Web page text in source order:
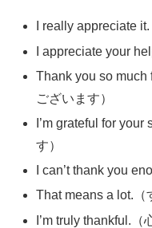
I really appreciate
I appreciate your
Thank you so much
ございます）
I’m grateful for
す）
I can’t thank you
That means a lot.（
I’m truly thankful.（